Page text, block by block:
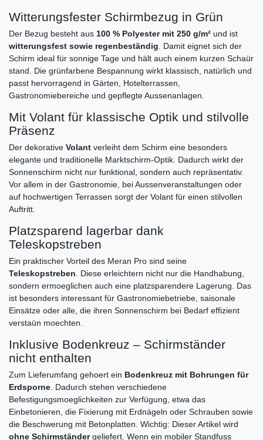
Witterungsfester Schirmbezug in Grün
Der Bezug besteht aus 100 % Polyester mit 250 g/m² und ist
witterungsfest sowie regenbeständig . Damit eignet sich der
Schirm ideal für sonnige Tage und hält auch einem kurzen Schaür
stand. Die grünfarbene Bespannung wirkt klassisch, natürlich und
passt hervorragend in Gärten, Hotelterrassen,
Gastronomiebereiche und gepflegte Aussenanlagen.
Mit Volant für klassische Optik und stilvolle
Präsenz
Der dekorative Volant verleiht dem Schirm eine besonders
elegante und traditionelle Marktschirm-Optik. Dadurch wirkt der
Sonnenschirm nicht nur funktional, sondern auch repräsentativ.
Vor allem in der Gastronomie, bei Aussenveranstaltungen oder
auf hochwertigen Terrassen sorgt der Volant für einen stilvollen
Auftritt.
Platzsparend lagerbar dank
Teleskopstreben
Ein praktischer Vorteil des Meran Pro sind seine
Teleskopstreben . Diese erleichtern nicht nur die Handhabung,
sondern ermoeglichen auch eine platzsparendere Lagerung. Das
ist besonders interessant für Gastronomiebetriebe, saisonale
Einsätze oder alle, die ihren Sonnenschirm bei Bedarf effizient
verstaün moechten.
Inklusive Bodenkreuz – Schirmständer
nicht enthalten
Zum Lieferumfang gehoert ein Bodenkreuz mit Bohrungen für
Erdsporne . Dadurch stehen verschiedene
Befestigungsmoeglichkeiten zur Verfügung, etwa das
Einbetonieren, die Fixierung mit Erdnägeln oder Schrauben sowie
die Beschwerung mit Betonplatten. Wichtig: Dieser Artikel wird
ohne Schirmständergeliefert. Wenn ein mobiler Standfuss